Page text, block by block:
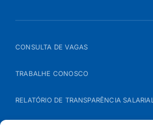
CONSULTA DE VAGAS
TRABALHE CONOSCO
RELATÓRIO DE TRANSPARÊNCIA SALARIAL